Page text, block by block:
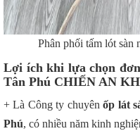
Phân phối tấm lót sàn
Lợi ích khi lựa chọn
Tân Phú CHIẾN AN
+ Là Công ty chuyênốp lát
Phú, có nhiều năm kinh